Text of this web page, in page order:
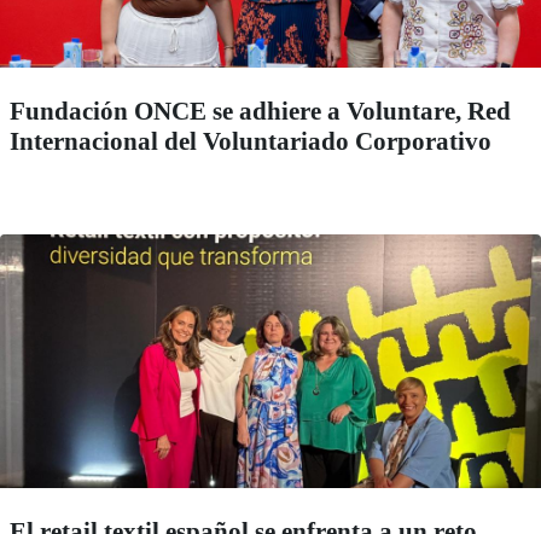
Fundación ONCE se adhiere a Voluntare, Red
Internacional del Voluntariado Corporativo